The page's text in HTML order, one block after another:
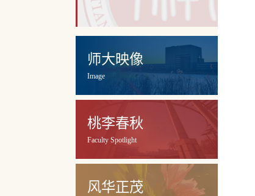
师大映像
Image
桃李春秋
Faculty Spotlight
风华正茂